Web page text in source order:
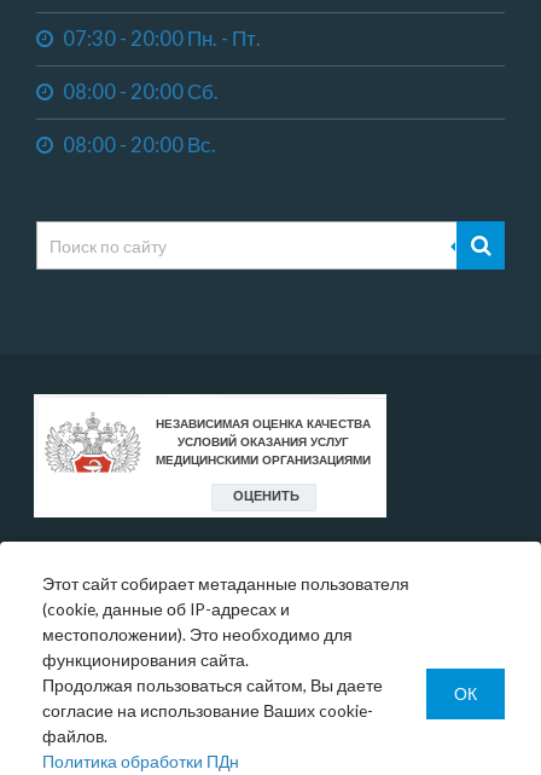
07:30 - 20:00 Пн. - Пт.
08:00 - 20:00 Сб.
08:00 - 20:00 Вс.
* Цены, указанные на сайте, носят исключительно
информативный характер и могут быть в любое время
изменены.
Окончательную информация необходимо уточнять у
администратора в регистратуре или по телефону:
+7 (343) 355-56-57.
© 1993-2026 ООО МО «Новая больница»
Этот сайт собирает метаданные пользователя
(cookie, данные об IP-адресах и
местоположении). Это необходимо для
функционирования сайта.
Продолжая пользоваться сайтом, Вы даете
согласие на использование Ваших cookie-
файлов.
Политика обработки ПДн
ОК